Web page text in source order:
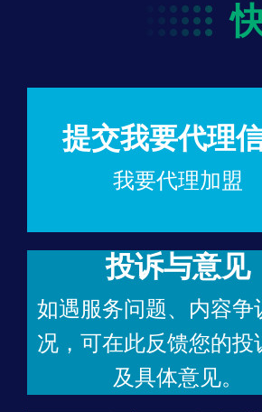
提交我要代理
我要代理加盟
投诉与意见
如遇服务问题、内容争
况，可在此反馈您的投
及具体意见。